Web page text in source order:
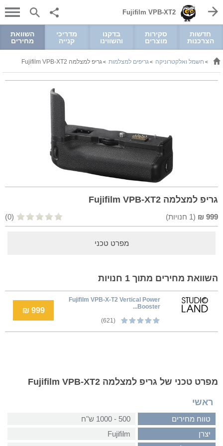
Fujifilm VPB-XT2
חדשות
הצרכנות
סקירות
מוצרים
בדקנו
והשווינו
מדריכי
קנייה
השוואת
מחירים
> חשמל ואלקטרוניקה >גריפים למצלמות >גריפ למצלמה Fujifilm VPB-XT2
גריפ למצלמה Fujifilm VPB-XT2
999
₪
(
1 חנויות) (0)
מפרט טכני
השוואת מחירים מתוך 1 חנויות
Fujifilm VPB-X-T2 Vertical Power
Booster...
(621)
999 ₪
מפרט טכני של גריפ למצלמה Fujifilm VPB-XT2
ראשי
טווח מחירים
500 - 1000 ש"ח
יצרן
Fujifilm